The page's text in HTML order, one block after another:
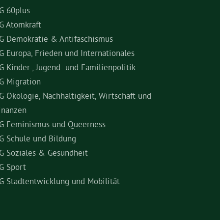
60plus
Atomkraft
Demokratie & Antifaschismus
Europa, Frieden und Internationales
Kinder-, Jugend- und Familienpolitik
Migration
Ökologie, Nachhaltigkeit, Wirtschaft und
Feminismus und Queerness
Schule und Bildung
Soziales & Gesundheit
Sport
Stadtentwicklung und Mobilität